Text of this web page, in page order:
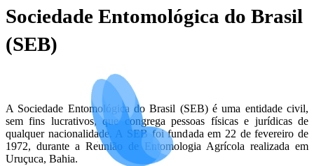
Sociedade Entomológica do Brasil
(SEB)
A Sociedade Entomológica do Brasil (SEB) é uma entidade civil,
sem fins lucrativos, que congrega pessoas físicas e jurídicas de
qualquer nacionalidade. A SEB foi fundada em 22 de fevereiro de
1972, durante a Reunião de Entomologia Agrícola realizada em
Uruçuca, Bahia.